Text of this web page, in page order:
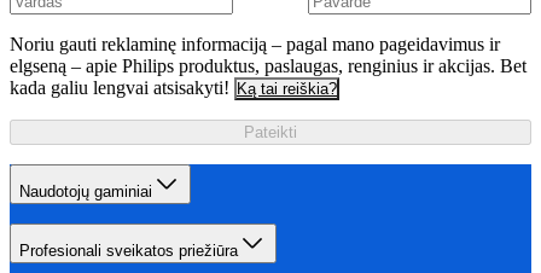
Noriu gauti reklaminę informaciją – pagal mano pageidavimus ir
elgseną – apie Philips produktus, paslaugas, renginius ir akcijas. Bet
kada galiu lengvai atsisakyti! Ką tai reiškia?
Pateikti
Naudotojų gaminiai
Profesionali sveikatos priežiūra